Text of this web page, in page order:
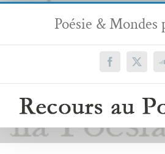
Passer
contenu
Poésie & Mondes
Facebook
X